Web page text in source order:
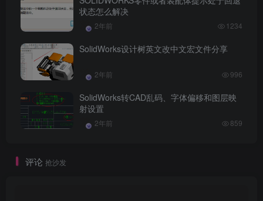
状态怎么解决
2年前 1234
SolidWorks设计树英文改中文宏文件分享
2年前 996
SolidWorks转CAD乱码、字体偏移和图层映
射设置
2年前 859
评论 抢沙发